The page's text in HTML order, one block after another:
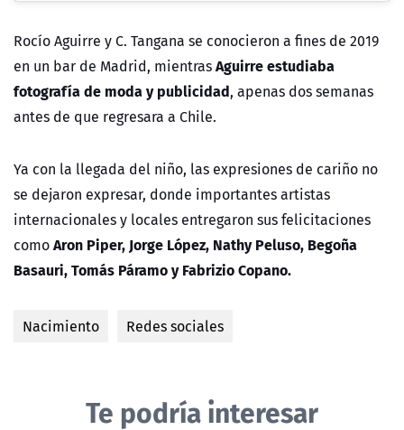
Rocío Aguirre y C. Tangana se conocieron a fines de 2019
en un bar de Madrid, mientrasAguirre estudiaba
fotografía de moda y publicidad, apenas dos semanas
antes de que regresara a Chile.
Ya con la llegada del niño, las expresiones de cariño no
se dejaron expresar, donde importantes artistas
internacionales y locales entregaron sus felicitaciones
comoAron Piper, Jorge López, Nathy Peluso, Begoña
Basauri, Tomás Páramo y Fabrizio Copano.
Nacimiento Redes sociales
Te podría interesar